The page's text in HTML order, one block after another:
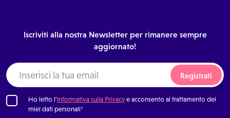
Iscriviti alla nostra Newsletter per rimanere sempre
aggiornato!
Registrati
Ho letto l'Informativa sulla Privacye acconsento al trattamento dei
miei dati personali*